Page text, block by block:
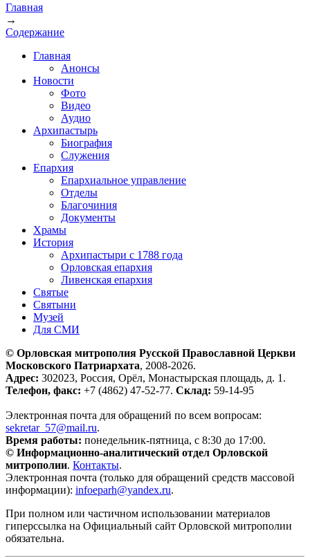
Главная
→
Содержание
Главная
Анонсы
Новости
Фото
Видео
Аудио
Архипастырь
Биография
Служения
Епархия
Епархиальное управление
Отделы
Благочиния
Документы
Храмы
История
Архипастыри с 1788 года
Орловская епархия
Ливенская епархия
Святые
Святыни
Музей
Для СМИ
© Орловская митрополия Русской Православной Церкви
Московского Патриархата, 2008-2026.
Адрес: 302023, Россия, Орёл, Монастырская площадь, д. 1.
Телефон, факс: +7 (4862) 47-52-77. Склад: 59-14-95
Электронная почта для обращений по всем вопросам:
sekretar_57@mail.ru.
Время работы: понедельник-пятница, с 8:30 до 17:00.
© Информационно-аналитический отдел Орловской
митрополии. Контакты.
Электронная почта (только для обращений средств массовой
информации): infoeparh@yandex.ru.
При полном или частичном использовании материалов
гиперссылка на Официальный сайт Орловской митрополии
обязательна.